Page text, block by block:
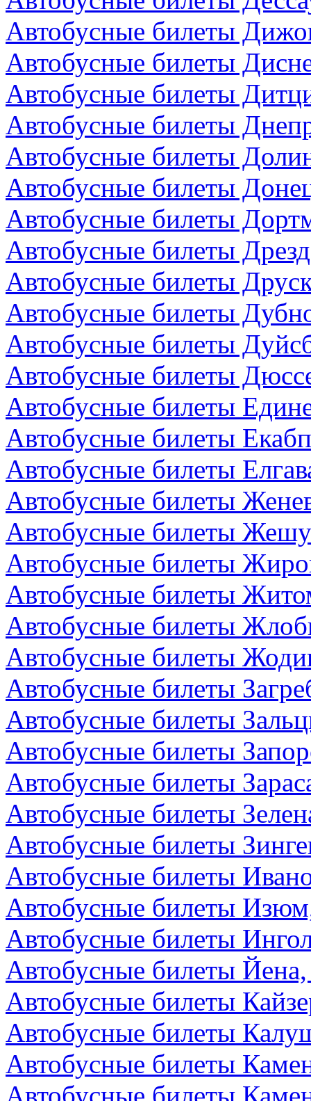
Автобусные билеты
Автобусные билеты
Автобусные билеты
Автобусные билеты
Автобусные билеты
Автобусные билеты
Автобусные билеты
Автобусные билеты
Автобусные билеты
Автобусные билеты
Автобусные билеты
Автобусные билеты
Автобусные билеты
Автобусные билеты
Автобусные билеты
Автобусные билеты
Автобусные билеты
Автобусные билеты
Автобусные билеты
Автобусные билеты
Автобусные билеты
Автобусные билеты
Автобусные билеты
Автобусные билеты
Автобусные билеты
Автобусные билеты
Автобусные билеты
Автобусные билеты
Автобусные билеты
Автобусные билеты
Автобусные билеты
Автобусные билеты
Автобусные билеты
Автобусные билеты
Автобусные билеты